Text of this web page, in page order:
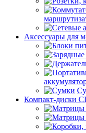
Аксессуары для
Компакт-диски